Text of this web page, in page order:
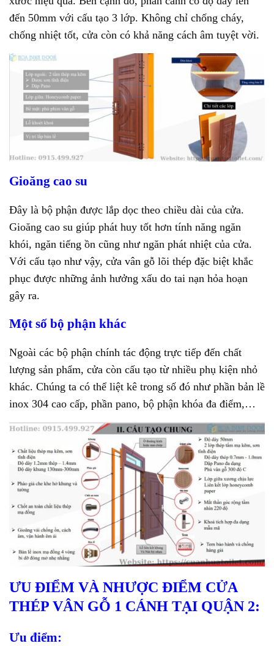
đến 50mm với cấu tạo 3 lớp. Không chỉ chống cháy,
chống nhiệt tốt, cửa còn có khả năng cách âm tuyệt vời.
Gioăng cao su
Đây là bộ phận được lắp dọc theo chiều dài của cửa.
Gioăng cao su giúp phát huy tốt hơn tính năng ngăn
khói, ngăn tiếng ồn cũng như ngăn phát nhiệt của cửa.
Với cấu tạo như vậy, cửa vân gỗ lõi thép đặc biệt khắc
phục được những ảnh hưởng xấu do tai nạn hỏa hoạn
gây ra.
Một số bộ phận khác
Ngoài các bộ phận chính tác động trực tiếp đến chất
lượng sản phẩm, cửa còn cấu tạo từ nhiều phụ kiện nhỏ
khác. Chúng ta có thể liệt kê trong số đó như phần bản lề
inox 304 cao cấp, phần pano, bộ phận khóa đa điểm,…
ƯU ĐIỂM VÀ NHƯỢC ĐIỂM CỬA
THÉP VÂN GỖ 1 CÁNH TẠI QUẬN 2:
Ưu điểm: